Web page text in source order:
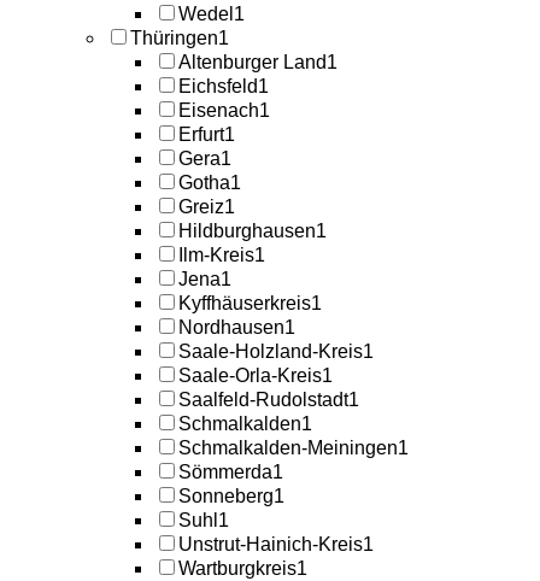
Wedel 1
Thüringen1
Altenburger Land1
Eichsfeld1
Eisenach1
Erfurt1
Gera1
Gotha1
Greiz1
Hildburghausen1
Ilm-Kreis1
Jena1
Kyffhäuserkreis1
Nordhausen1
Saale-Holzland-Kreis1
Saale-Orla-Kreis1
Saalfeld-Rudolstadt1
Schmalkalden1
Schmalkalden-Meiningen1
Sömmerda1
Sonneberg1
Suhl 1
Unstrut-Hainich-Kreis1
Wartburgkreis1